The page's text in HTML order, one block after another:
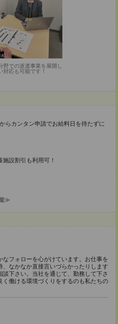
野での派遣事業を展開し
対応も可能です！
らカンタン申請でお給料日を待たずに
施設割引も利用可！
≫
フォローを心がけています。お仕事を
、なかなか直接言いづらかったりします
下さい。当社を通じて、勤務して下さ
く働ける環境づくりをするのも私たちの